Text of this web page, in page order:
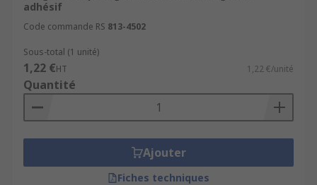
adhésif
Code commande RS 813-4502
Sous-total (1 unité)
1,22 €HT 1,22 €/unité
Quantité
Ajouter
Fiches techniques